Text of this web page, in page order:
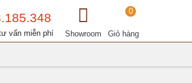
0
Giỏ hàng
Showroom
vấn miễn phí